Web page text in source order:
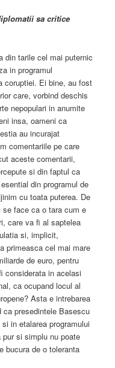
sa critice
din tarile cel mai puternic
in programul
coruptiei. Ei bine, au fost
care, vorbind deschis
nepopulari in anumite
insa, oameni ca
au incurajat
comentariile pe care
aceste comentarii,
si din faptul ca
din programul de
cu toata puterea. De
face ca o tara cum e
care va fi al saptelea
si, implicit,
primeasca cel mai mare
de euro, pentru
considerata in acelasi
ca ocupand locul al
Asta e intrebarea
presedintele Basescu
in etalarea programului
si simplu nu poate
bucura de o toleranta